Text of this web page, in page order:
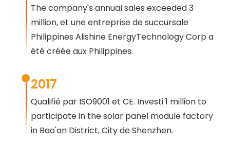
The company's annual sales exceeded3
million, et une entreprise de succursale
Philippines Alishine EnergyTechnology Corp a
été créée aux Philippines.
2017
Qualifié par ISO9001 et CE. Investi 1 million to
participate in the solar panel module factory
in Bao'an District, City de Shenzhen.